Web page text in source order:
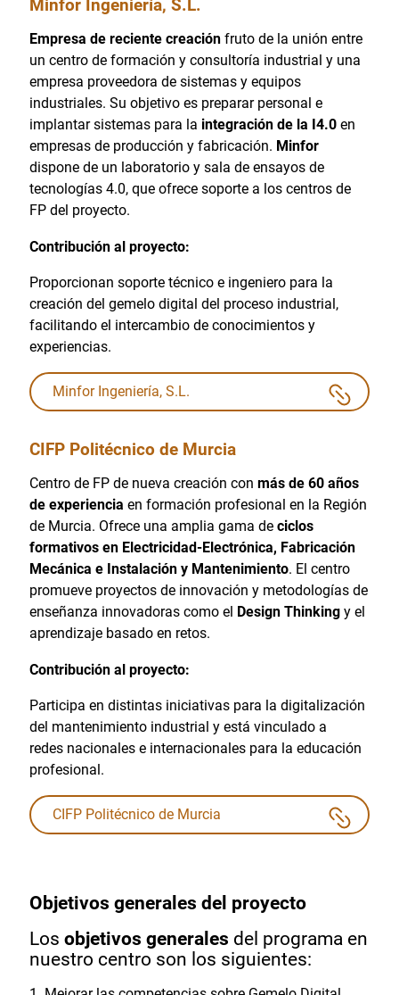
Minfor Ingeniería, S.L.
Empresa de reciente creaciónfruto de la unión entre
un centro de formación y consultoría industrial y una
empresa proveedora de sistemas y equipos
industriales. Su objetivo es preparar personal e
implantar sistemas para la integración de la I4.0en
empresas de producción y fabricación. Minfor
dispone de un laboratorio y sala de ensayos de
tecnologías 4.0, que ofrece soporte a los centros de
FP del proyecto.
Contribución al proyecto:
Proporcionan soporte técnico e ingeniero para la
creación del gemelo digital del proceso industrial,
facilitando el intercambio de conocimientos y
experiencias.
Minfor Ingeniería, S.L.
CIFP Politécnico de Murcia
Centro de FP de nueva creación con más de 60 años
de experiencia en formación profesional en la Región
de Murcia. Ofrece una amplia gama de ciclos
formativos en Electricidad-Electrónica, Fabricación
Mecánica e Instalación y Mantenimiento. El centro
promueve proyectos de innovación y metodologías de
enseñanza innovadoras como el Design Thinking y el
aprendizaje basado en retos.
Contribución al proyecto:
Participa en distintas iniciativas para la digitalización
del mantenimiento industrial y está vinculado a
redes nacionales e internacionales para la educación
profesional.
CIFP Politécnico de Murcia
Objetivos generales del proyecto
Los objetivos generales del programa en
nuestro centro son los siguientes: